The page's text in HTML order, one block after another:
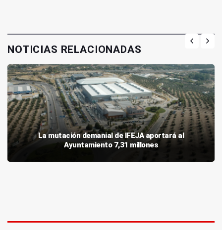
NOTICIAS RELACIONADAS
La mutación demanial de IFEJA aportará al
Ayuntamiento 7,31 millones